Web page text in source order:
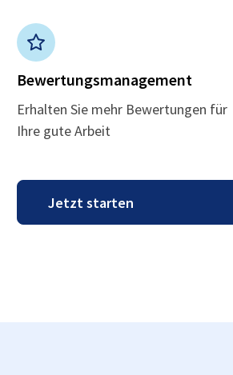
Bewertungsmanagement
Erhalten Sie mehr Bewertungen für
Ihre gute Arbeit